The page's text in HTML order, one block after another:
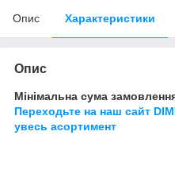
Опис Характеристики
Опис
Мінімальна сума
Переходьте на наш сайт
увесь асортимент